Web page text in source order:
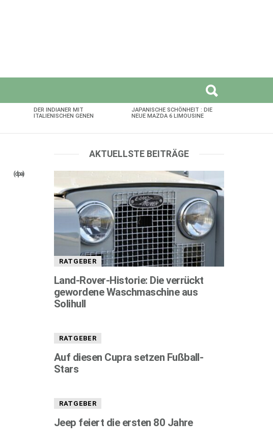
DER INDIANER MIT
ITALIENISCHEN GENEN
JAPANISCHE SCHÖNHEIT : DIE
NEUE MAZDA 6 LIMOUSINE
(dpa)
AKTUELLSTE BEITRÄGE
RATGEBER
Land-Rover-Historie: Die verrückt
gewordene Waschmaschine aus
Solihull
RATGEBER
Auf diesen Cupra setzen Fußball-
Stars
RATGEBER
Jeep feiert die ersten 80 Jahre